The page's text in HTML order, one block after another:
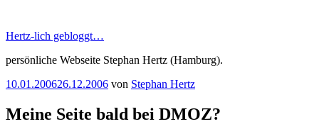
springen
Hertz-lich gebloggt…
persönliche Webseite Stephan Hertz (Hamburg).
Veröffentlicht
10.01.200626.12.2006 von Stephan Hertz
Meine Seite bald bei DMOZ?